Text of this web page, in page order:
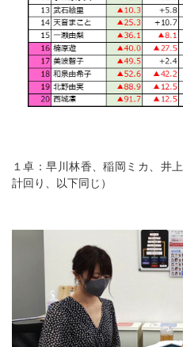
１卓：早川林香、稲岡ミカ、井
計回り、以下同じ）